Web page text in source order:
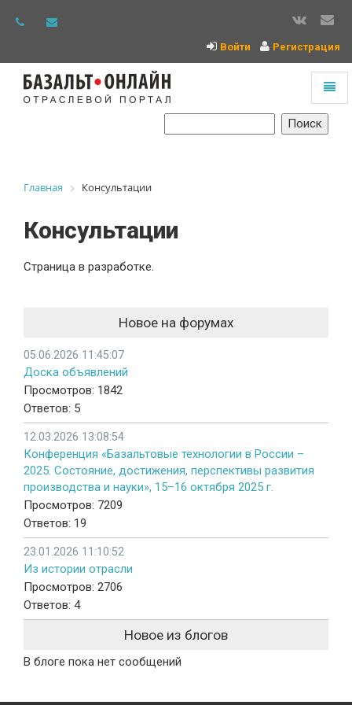
Войти Регистрация
Главная Консультации
Консультации
Страница в разработке.
Новое на форумах
05.06.2026 11:45:07
Доска объявлений
Просмотров: 1842
Ответов: 5
12.03.2026 13:08:54
Конференция «Базальтовые технологии в России –
2025. Состояние, достижения, перспективы развития
производства и науки», 15–16 октября 2025 г.
Просмотров: 7209
Ответов: 19
23.01.2026 11:10:52
Из истории отрасли
Просмотров: 2706
Ответов: 4
Новое из блогов
В блоге пока нет сообщений